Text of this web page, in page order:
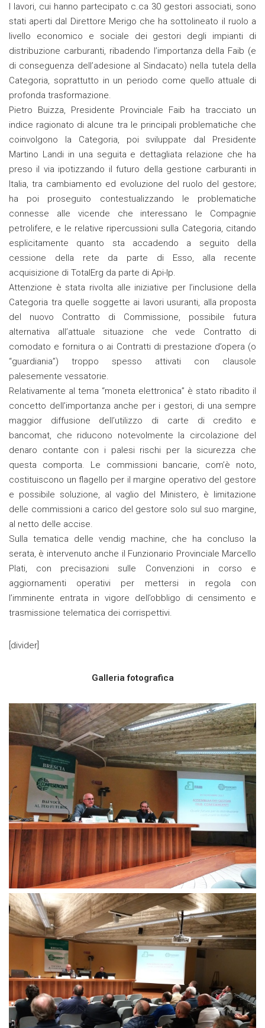
I lavori, cui hanno partecipato c.ca 30 gestori associati, sono
stati aperti dal Direttore Merigo che ha sottolineato il ruolo a
livello economico e sociale dei gestori degli impianti di
distribuzione carburanti, ribadendo l’importanza della Faib (e
di conseguenza dell’adesione al Sindacato) nella tutela della
Categoria, soprattutto in un periodo come quello attuale di
profonda trasformazione.
Pietro Buizza, Presidente Provinciale Faib ha tracciato un
indice ragionato di alcune tra le principali problematiche che
coinvolgono la Categoria, poi sviluppate dal Presidente
Martino Landi in una seguita e dettagliata relazione che ha
preso il via ipotizzando il futuro della gestione carburanti in
Italia, tra cambiamento ed evoluzione del ruolo del gestore;
ha poi proseguito contestualizzando le problematiche
connesse alle vicende che interessano le Compagnie
petrolifere, e le relative ripercussioni sulla Categoria, citando
esplicitamente quanto sta accadendo a seguito della
cessione della rete da parte di Esso, alla recente
acquisizione di TotalErg da parte di Api-Ip.
Attenzione è stata rivolta alle iniziative per l’inclusione della
Categoria tra quelle soggette ai lavori usuranti, alla proposta
del nuovo Contratto di Commissione, possibile futura
alternativa all’attuale situazione che vede Contratto di
comodato e fornitura o ai Contratti di prestazione d’opera (o
“guardiania”) troppo spesso attivati con clausole
palesemente vessatorie.
Relativamente al tema “moneta elettronica” è stato ribadito il
concetto dell’importanza anche per i gestori, di una sempre
maggior diffusione dell’utilizzo di carte di credito e
bancomat, che riducono notevolmente la circolazione del
denaro contante con i palesi rischi per la sicurezza che
questa comporta. Le commissioni bancarie, com’è noto,
costituiscono un flagello per il margine operativo del gestore
e possibile soluzione, al vaglio del Ministero, è limitazione
delle commissioni a carico del gestore solo sul suo margine,
al netto delle accise.
Sulla tematica delle vendig machine, che ha concluso la
serata, è intervenuto anche il Funzionario Provinciale Marcello
Plati, con precisazioni sulle Convenzioni in corso e
aggiornamenti operativi per mettersi in regola con
l’imminente entrata in vigore dell’obbligo di censimento e
trasmissione telematica dei corrispettivi.
[divider]
Galleria fotografica